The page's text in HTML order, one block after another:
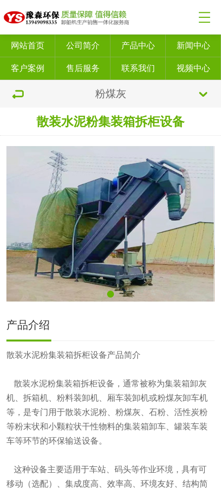
网站首页 公司简介 产品中心 新闻中心
客户案例 售后服务 联系我们 视频中心
粉煤灰
散装水泥粉集装箱拆柜设备
产品介绍
散装水泥粉集装箱拆柜设备产品简介
散装水泥粉集装箱拆柜设备，通常被称为集装箱卸灰
机、拆箱机、粉料装卸机、厢车装卸机或粉煤灰卸车机
等，是专门用于散装水泥粉、粉煤灰、石粉、活性炭粉
等粉末状和小颗粒状干性物料的集装箱卸车、罐装车装
车等环节的环保输送设备。
这种设备主要适用于车站、码头等作业环境，具有可
移动（选配）、集成度高、效率高、环境友好、结构简